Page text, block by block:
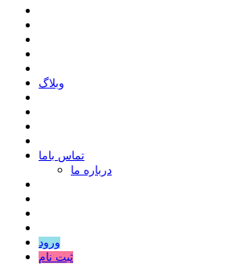
وبلاگ
ﺗﻤﺎﺱ ﺑﺎﻣﺎ
درباره ما
ورود
ثبت نام